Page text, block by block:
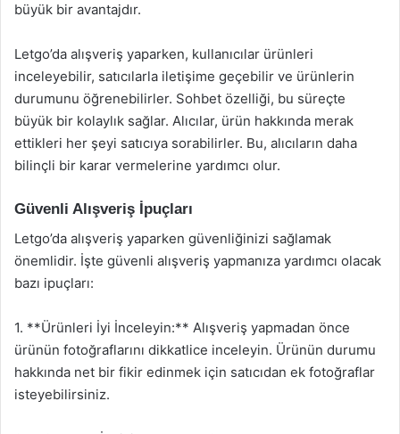
büyük bir avantajdır.
Letgo’da alışveriş yaparken, kullanıcılar ürünleri
inceleyebilir, satıcılarla iletişime geçebilir ve ürünlerin
durumunu öğrenebilirler. Sohbet özelliği, bu süreçte
büyük bir kolaylık sağlar. Alıcılar, ürün hakkında merak
ettikleri her şeyi satıcıya sorabilirler. Bu, alıcıların daha
bilinçli bir karar vermelerine yardımcı olur.
Güvenli Alışveriş İpuçları
Letgo’da alışveriş yaparken güvenliğinizi sağlamak
önemlidir. İşte güvenli alışveriş yapmanıza yardımcı olacak
bazı ipuçları:
1. **Ürünleri İyi İnceleyin:** Alışveriş yapmadan önce
ürünün fotoğraflarını dikkatlice inceleyin. Ürünün durumu
hakkında net bir fikir edinmek için satıcıdan ek fotoğraflar
isteyebilirsiniz.